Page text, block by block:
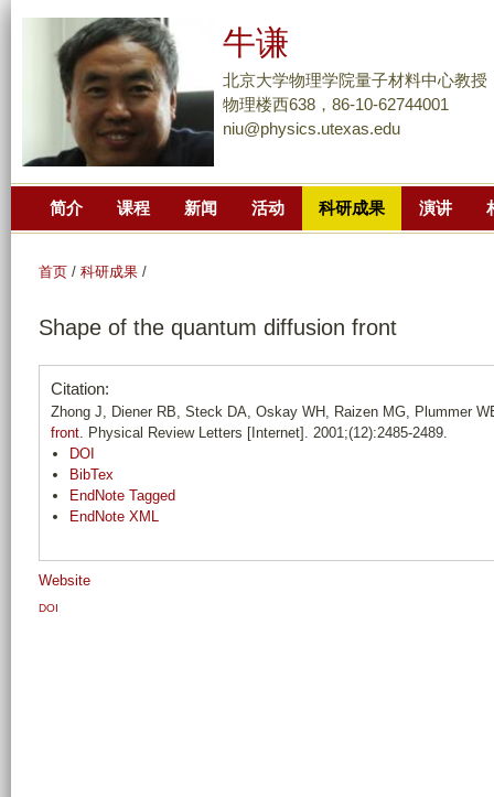
到
主
牛谦
北京大学物理学院量子材料中心教授
物理楼西638，86-10-62744001
niu@physics.utexas.edu
简介 课程 新闻 活动 科研成果 演讲
首页 / 科研成果 /
Shape of the quantum diffusion front
Citation:
Zhong J, Diener RB, Steck DA, Oskay WH, Raizen MG, Plummer
front. Physical Review Letters [Internet]. 2001;(12):2485-2489.
DOI
BibTex
EndNote Tagged
EndNote XML
Website
DOI